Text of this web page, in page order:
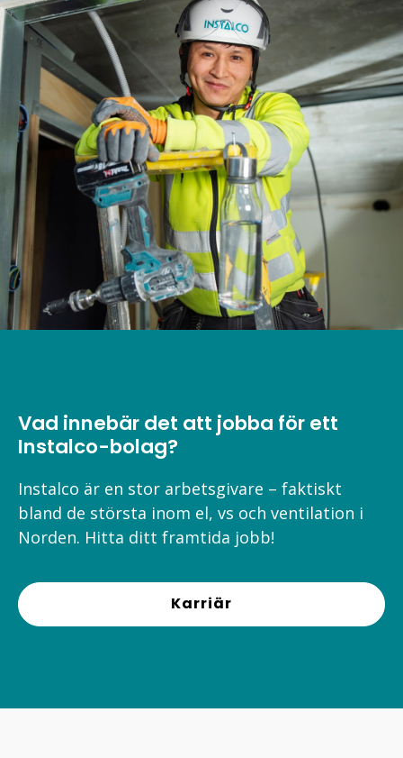
Vad innebär det att jobba för ett
Instalco-bolag?
Instalco är en stor arbetsgivare – faktiskt
bland de största inom el, vs och ventilation i
Norden. Hitta ditt framtida jobb!
Karriär